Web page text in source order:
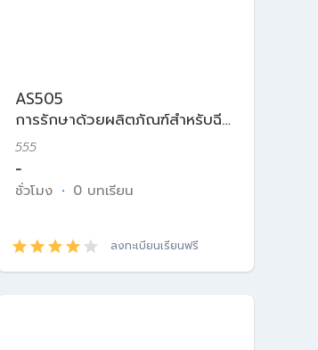
AS505
การรักษาด้วยผลิตภัณฑ์สำหรับฉีด
ในเวชศาสตร์ความงาม
555
-
ชั่วโมง · 0 บทเรียน
ลงทะเบียนเรียนฟรี